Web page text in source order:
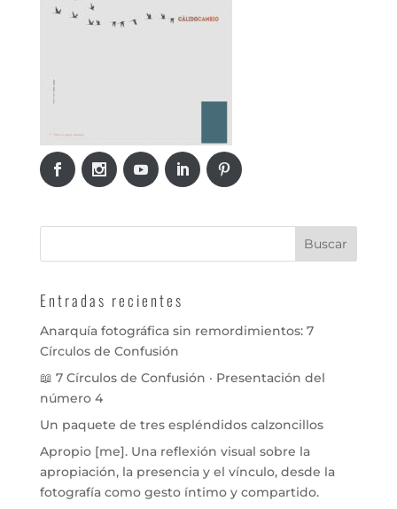
Entradas recientes
Anarquía fotográfica sin remordimientos: 7
Círculos de Confusión
📖 7 Círculos de Confusión · Presentación del
número 4
Un paquete de tres espléndidos calzoncillos
Apropio [me]. Una reflexión visual sobre la
apropiación, la presencia y el vínculo, desde la
fotografía como gesto íntimo y compartido.